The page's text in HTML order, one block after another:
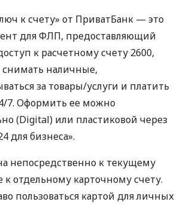
к счету» от ПриватБанк — это
для ФЛП, предоставляющий
к расчетному счету 2600,
снимать наличные,
за товары/услуги и платить
7. Оформить ее можно
(Digital) или пластиковой через
для бизнеса».
непосредственно к текущему
отдельному карточному счету.
пользоваться картой для личных